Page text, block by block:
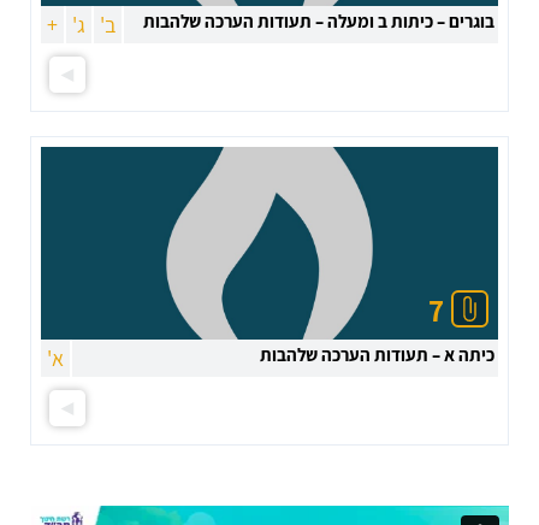
בוגרים – כיתות ב ומעלה – תעודות הערכה שלהבות ב' ג' +
7
כיתה א – תעודות הערכה שלהבות א'